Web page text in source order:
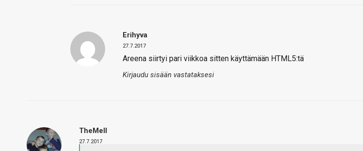
Erihyva
27.7.2017
Areena siirtyi pari viikkoa sitten käyttämään HTML5:tä
Kirjaudu sisään vastataksesi
TheMeII
27.7.2017